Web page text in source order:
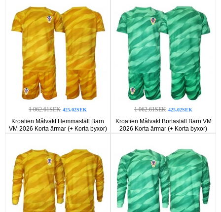
1 062.61SEK 425.02SEK
Kroatien Målvakt Hemmaställ Barn
VM 2026 Korta ärmar (+ Korta byxor)
1 062.61SEK 425.02SEK
Kroatien Målvakt Bortaställ Barn VM
2026 Korta ärmar (+ Korta byxor)